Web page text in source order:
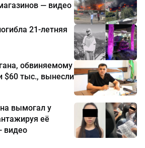
— видео
21-летняя
обвиняемому
$60 тыс., вынесли
вымогал у
её
видео